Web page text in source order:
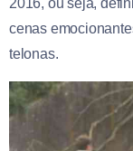
2016, ou seja,
cenas
telonas.